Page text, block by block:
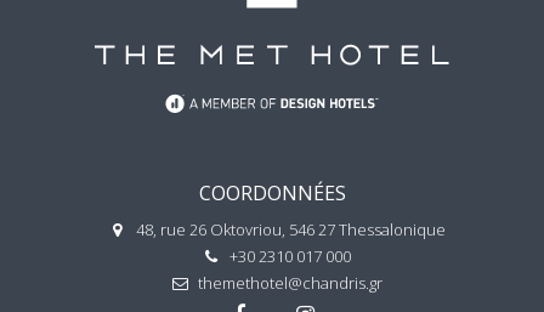
COORDONNÉES
48, rue 26 Oktovriou, 546 27 Thessalonique
+30 2310 017 000
themethotel@chandris.gr